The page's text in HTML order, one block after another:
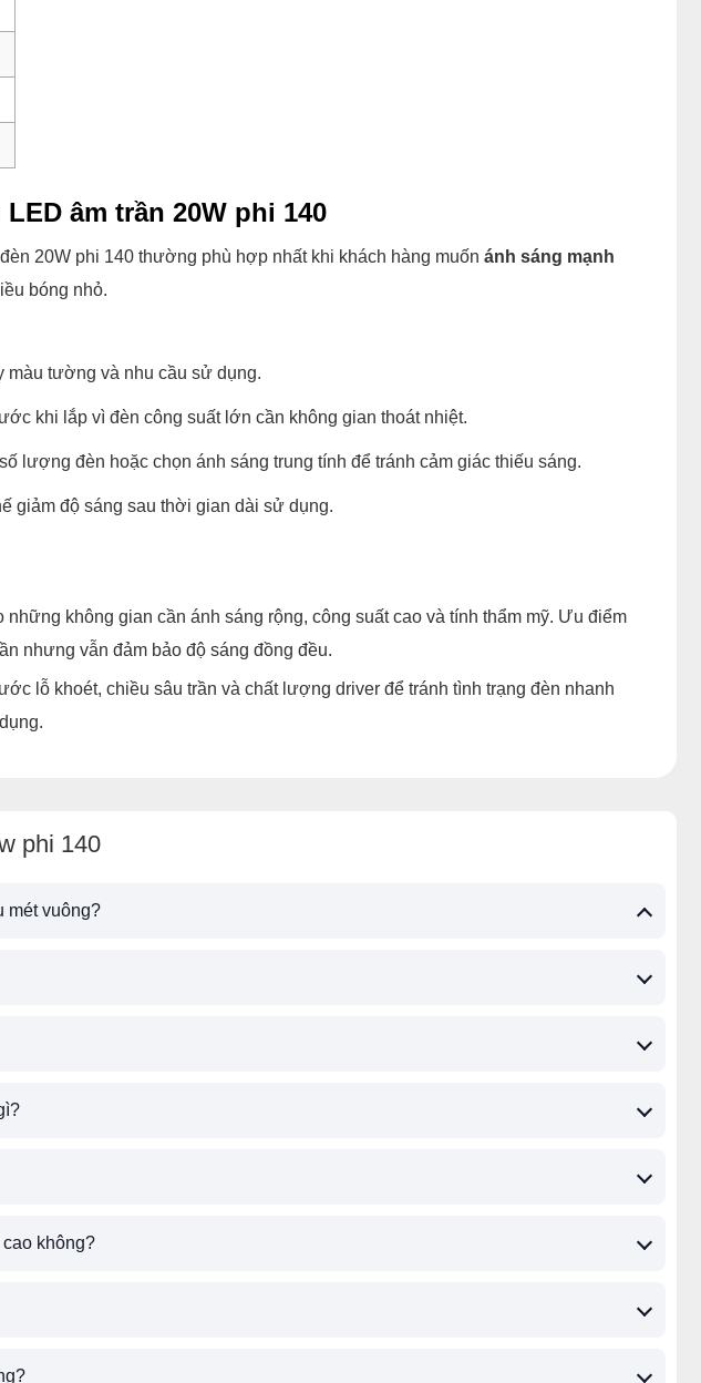
âm trần 20W phi 140
20W phi 140 thường phù hợp nhất khi khách hàng muốn ánh sáng mạnh
bóng nhỏ.
màu tường và nhu cầu sử dụng.
khi lắp vì đèn công suất lớn cần không gian thoát nhiệt.
lượng đèn hoặc chọn ánh sáng trung tính để tránh cảm giác thiếu sáng.
giảm độ sáng sau thời gian dài sử dụng.
không gian cần ánh sáng rộng, công suất cao và tính thẩm mỹ. Ưu điểm
nhưng vẫn đảm bảo độ sáng đồng đều.
lỗ khoét, chiều sâu trần và chất lượng driver để tránh tình trạng đèn nhanh
phi 140
mét vuông?
không?